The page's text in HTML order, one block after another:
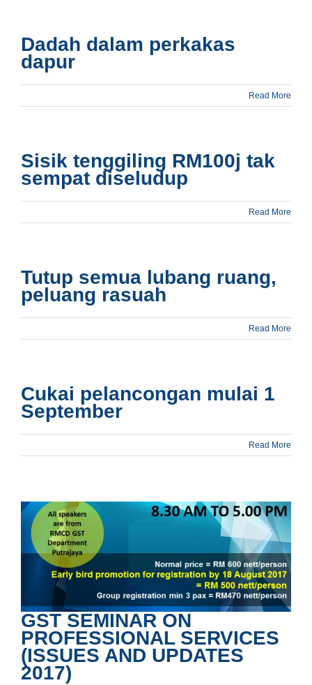
Dadah dalam perkakas
dapur
Read More
Sisik tenggiling RM100j tak
sempat diseludup
Read More
Tutup semua lubang ruang,
peluang rasuah
Read More
Cukai pelancongan mulai 1
September
Read More
GST SEMINAR ON
PROFESSIONAL SERVICES
(ISSUES AND UPDATES
2017)